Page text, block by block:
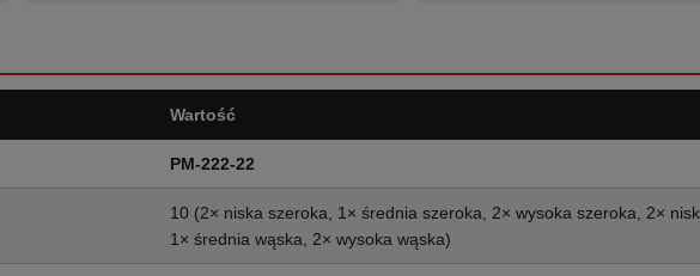
Wartość
PM-222-22
10 (2× niska szeroka, 1× średnia szeroka, 2× wysoka szeroka, 2×
1× średnia wąska, 2× wysoka wąska)